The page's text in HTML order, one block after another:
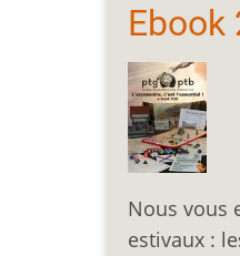
Ebook
Nous vous
estivaux :